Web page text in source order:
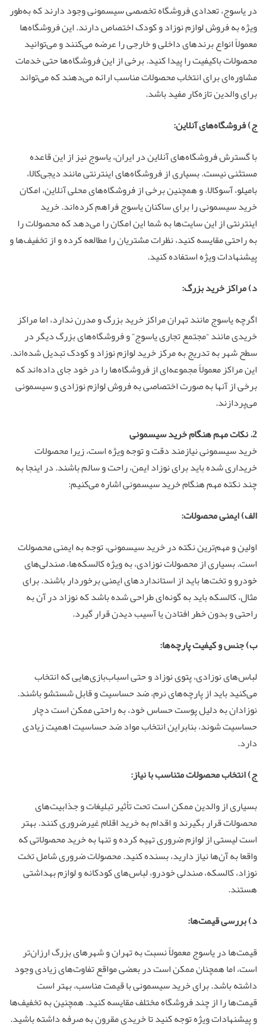
در یاسوج، تعدادی فروشگاه تخصصی سیسمونی وجود دارند که به‌طور
ویژه به فروش لوازم نوزاد و کودک اختصاص دارند. این فروشگاه‌ها
معمولاً انواع برندهای داخلی و خارجی را عرضه می‌کنند و می‌توانید
محصولات باکیفیت را پیدا کنید. برخی از این فروشگاه‌ها حتی خدمات
مشاوره‌ای برای انتخاب محصولات مناسب ارائه می‌دهند که می‌تواند
برای والدین تازه‌کار مفید باشد.
ج) فروشگاه‌های آنلاین:
با گسترش فروشگاه‌های آنلاین در ایران، یاسوج نیز از این قاعده
مستثنی نیست. بسیاری از فروشگاه‌های اینترنتی مانند دیجی‌کالا،
بامیلو، آسوکالا، و همچنین برخی از فروشگاه‌های محلی آنلاین، امکان
خرید سیسمونی را برای ساکنان یاسوج فراهم کرده‌اند. خرید
اینترنتی از این سایت‌ها به شما این امکان را می‌دهد که محصولات را
به راحتی مقایسه کنید، نظرات مشتریان را مطالعه کرده و از تخفیف‌ها و
پیشنهادات ویژه استفاده کنید.
د) مراکز خرید بزرگ:
اگرچه یاسوج مانند تهران مراکز خرید بزرگ و مدرن ندارد، اما مراکز
خریدی مانند “مجتمع تجاری یاسوج” و فروشگاه‌های بزرگ دیگر در
سطح شهر به تدریج به مرکز خرید لوازم نوزاد و کودک تبدیل شده‌اند.
این مراکز معمولاً مجموعه‌ای از فروشگاه‌ها را در خود جای داده‌اند که
برخی از آنها به صورت اختصاصی به فروش لوازم نوزادی و سیسمونی
می‌پردازند.
2. نکات مهم هنگام خرید سیسمونی
خرید سیسمونی نیازمند دقت و توجه ویژه است، زیرا محصولات
خریداری شده باید برای نوزاد ایمن، راحت و سالم باشند. در اینجا به
چند نکته مهم هنگام خرید سیسمونی اشاره می‌کنیم:
الف) ایمنی محصولات:
اولین و مهم‌ترین نکته در خرید سیسمونی، توجه به ایمنی محصولات
است. بسیاری از محصولات نوزادی، به ویژه کالسکه‌ها، صندلی‌های
خودرو و تخت‌ها باید از استانداردهای ایمنی برخوردار باشند. برای
مثال، کالسکه باید به گونه‌ای طراحی شده باشد که نوزاد در آن به
راحتی و بدون خطر افتادن یا آسیب دیدن قرار گیرد.
ب) جنس و کیفیت پارچه‌ها:
لباس‌های نوزادی، پتوی نوزاد و حتی اسباب‌بازی‌هایی که انتخاب
می‌کنید باید از پارچه‌های نرم، ضد حساسیت و قابل شستشو باشند.
نوزادان به دلیل پوست حساس خود، به راحتی ممکن است دچار
حساسیت شوند، بنابراین انتخاب مواد ضد حساسیت اهمیت زیادی
دارد.
ج) انتخاب محصولات متناسب با نیاز:
بسیاری از والدین ممکن است تحت تأثیر تبلیغات و جذابیت‌های
محصولات قرار بگیرند و اقدام به خرید اقلام غیرضروری کنند. بهتر
است لیستی از لوازم ضروری تهیه کرده و تنها به خرید محصولاتی که
واقعا به آن‌ها نیاز دارید، بسنده کنید. محصولات ضروری شامل تخت
نوزاد، کالسکه، صندلی خودرو، لباس‌های کودکانه و لوازم بهداشتی
هستند.
د) بررسی قیمت‌ها:
قیمت‌ها در یاسوج معمولاً نسبت به تهران و شهرهای بزرگ ارزان‌تر
است، اما همچنان ممکن است در بعضی مواقع تفاوت‌های زیادی وجود
داشته باشد. برای خرید سیسمونی با قیمت مناسب، بهتر است
قیمت‌ها را از چند فروشگاه مختلف مقایسه کنید. همچنین به تخفیف‌ها
و پیشنهادات ویژه توجه کنید تا خریدی مقرون به صرفه داشته باشید.